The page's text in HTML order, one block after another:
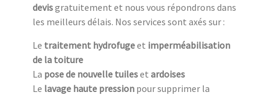
devisgratuitement et nous vous répondrons dans
les meilleurs délais. Nos services sont axés sur :
Le traitement hydrofugeet imperméabilisation
de la toiture
La pose de nouvelle tuileset ardoises
Le lavage haute pression pour supprimer la